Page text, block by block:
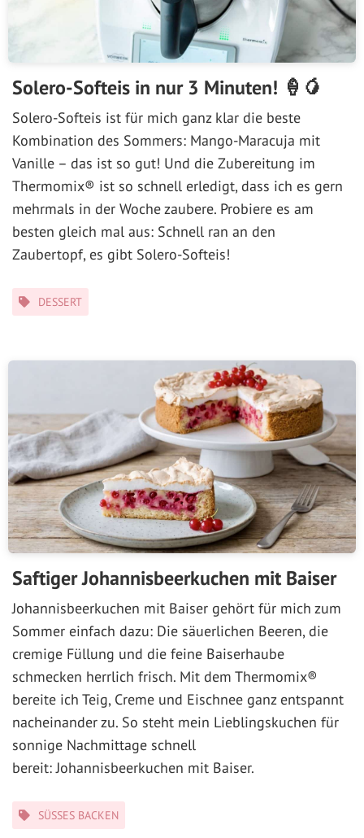
Solero-Softeis in nur 3 Minuten! 🍦🥭
Solero-Softeis ist für mich ganz klar die beste
Kombination des Sommers: Mango-Maracuja mit
Vanille – das ist so gut! Und die Zubereitung im
Thermomix® ist so schnell erledigt, dass ich es gern
mehrmals in der Woche zaubere. Probiere es am
besten gleich mal aus: Schnell ran an den
Zaubertopf, es gibt Solero-Softeis!
Kategorien
DESSERT
Saftiger Johannisbeerkuchen mit Baiser
Johannisbeerkuchen mit Baiser gehört für mich zum
Sommer einfach dazu: Die säuerlichen Beeren, die
cremige Füllung und die feine Baiserhaube
schmecken herrlich frisch. Mit dem Thermomix®
bereite ich Teig, Creme und Eischnee ganz entspannt
nacheinander zu. So steht mein Lieblingskuchen für
sonnige Nachmittage schnell
bereit: Johannisbeerkuchen mit Baiser.
Kategorien
SÜSSES BACKEN